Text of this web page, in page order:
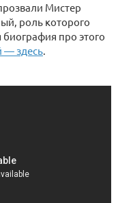
Мистер
роль которого
про этого
— здесь.